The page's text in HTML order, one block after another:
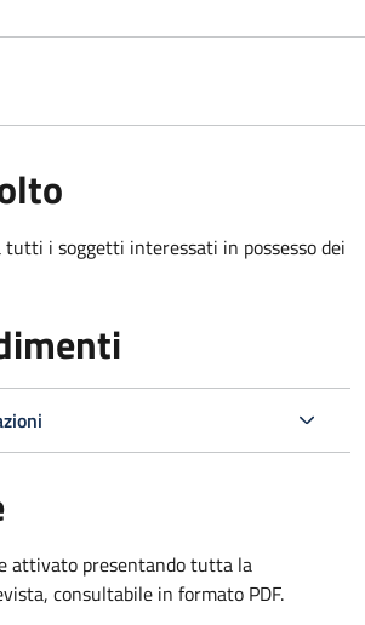
i soggetti interessati in possesso dei
attivato presentando tutta la
consultabile in formato PDF.